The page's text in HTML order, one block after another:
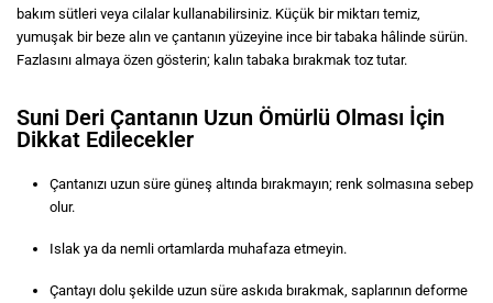
bakım sütleri veya cilalar kullanabilirsiniz. Küçük bir miktarı temiz,
yumuşak bir beze alın ve çantanın yüzeyine ince bir tabaka hâlinde sürün.
Fazlasını almaya özen gösterin; kalın tabaka bırakmak toz tutar.
Suni Deri Çantanın Uzun Ömürlü Olması İçin
Dikkat Edilecekler
Çantanızı uzun süre güneş altında bırakmayın; renk solmasına sebep
olur.
Islak ya da nemli ortamlarda muhafaza etmeyin.
Çantayı dolu şekilde uzun süre askıda bırakmak, saplarının deforme